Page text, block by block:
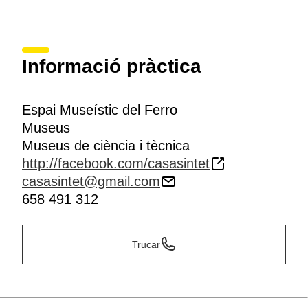
Informació pràctica
Espai Museístic del Ferro
Museus
Museus de ciència i tècnica
http://facebook.com/casasintet
casasintet@gmail.com
658 491 312
Trucar